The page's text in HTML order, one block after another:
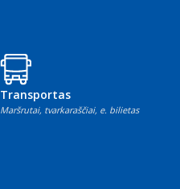
Transportas
Maršrutai, tvarkaraščiai, e. bilietas